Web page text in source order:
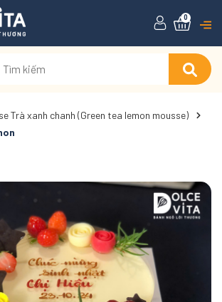
0
Trà xanh chanh (Green tea lemon mousse)